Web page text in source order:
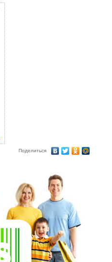
Поделиться